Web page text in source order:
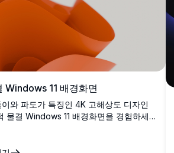
Windows 11 배경화면
와 파도가 특징인 4K 고해상도 디자인
물결 Windows 11 배경화면을 경험하세